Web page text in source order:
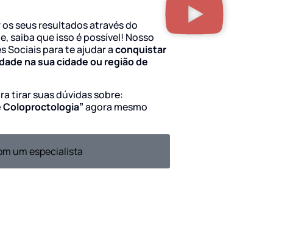
seus resultados através do
saiba que isso é possível! Nosso
Sociais para te ajudar aconquistar
na sua cidade ou região de
tirar suas dúvidas sobre:
Coloproctologia”agora mesmo
um especialista